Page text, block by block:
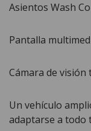
Asientos Wash
Pantalla
Cámara de
Un vehículo
adaptarse a todo